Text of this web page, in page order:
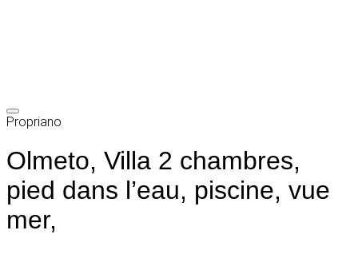
Propriano
Olmeto, Villa 2 chambres,
pied dans l’eau, piscine, vue
mer,